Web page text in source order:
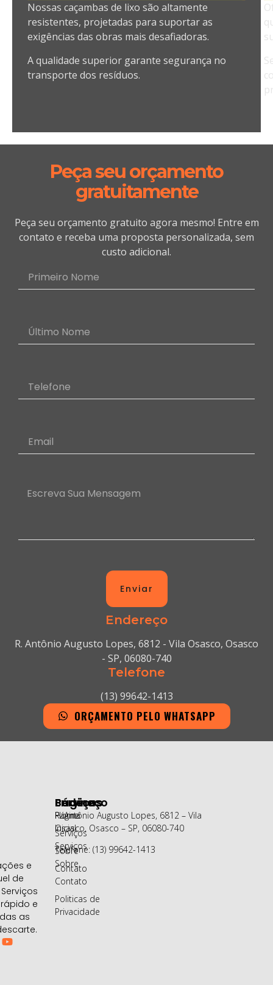
Nossas caçambas de lixo são altamente
resistentes, projetadas para suportar as
exigências das obras mais desafiadoras.
A qualidade superior garante segurança no
transporte dos resíduos.
Endereço
R. Antônio Augusto Lopes, 6812 - Vila Osasco, Osasco
- SP, 06080-740
Telefone
(13) 99642-1413
ORÇAMENTO PELO WHATSAPP
Peça seu orçamento
gratuitamente
Peça seu orçamento gratuito agora mesmo! Entre em
contato e receba uma proposta personalizada, sem
custo adicional.
Enviar
e
de
e
as
Páginas
Página
Inicial
Serviços
Sobre
Contato
Politicas de
Privacidade
Serviços
Home
Serviços
Sobre
Contato
Endereço
R. Antônio Augusto Lopes, 6812 – Vila
Osasco, Osasco – SP, 06080-740
Telefone: (13) 99642-1413